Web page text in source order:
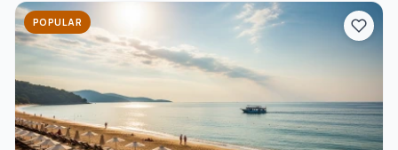
POPULAR